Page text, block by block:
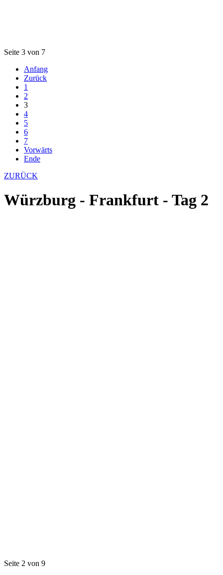
Seite 3 von 7
Anfang
Zurück
1
2
3
4
5
6
7
Vorwärts
Ende
ZURÜCK
Würzburg - Frankfurt - Tag 2
Seite 2 von 9